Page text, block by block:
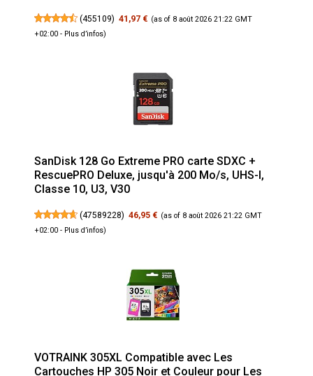
(455109) 41,97 € (as of 8 août 2026 21:22 GMT
+02:00 - Plus d’infos)
SanDisk 128 Go Extreme PRO carte SDXC +
RescuePRO Deluxe, jusqu'à 200 Mo/s, UHS-I,
Classe 10, U3, V30
(47589228) 46,95 € (as of 8 août 2026 21:22 GMT
+02:00 - Plus d’infos)
VOTRAINK 305XL Compatible avec Les
Cartouches HP 305 Noir et Couleur pour Les